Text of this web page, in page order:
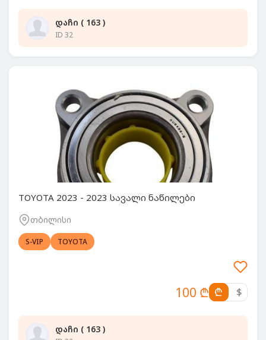
დაჩი ( 163 )
ID 32
TOYOTA 2023 - 2023 სავალი ნაწილები
თბილისი
S-VIP TOYOTA
100 ₾ ₾ $
დაჩი ( 163 )